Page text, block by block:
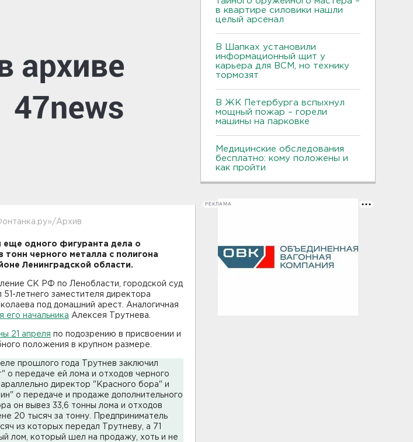
Архив
еще одного фигуранта дела о
тонн черного металла с полигона
Ленинградской области.
СК РФ по Ленобласти, городской суд
летнего заместителя директора
под домашний арест. Аналогичная
его начальника Алексея Трутнева.
21 апреля по подозрению в присвоении и
положения в крупном размере.
прошлого года Трутнев заключил
о передаче ей лома и отходов черного
директор "Красного бора" и
о передаче и продаже дополнительного
он вывез 33,6 тонны лома и отходов
20 тысяч за тонну. Предприниматель
из которых передал Трутневу, а 71
лом, который шел на продажу, хоть и не
в квартире силовики нашли
целый арсенал
В Шапках установили
информационный щит у
карьера для ВСМ, но технику
тормозят
В ЖК Петербурга вспыхнул
мощный пожар – горели
машины на парковке
Медицинские обследования
бесплатно: кому положены и
как пройти
РЕКЛАМА